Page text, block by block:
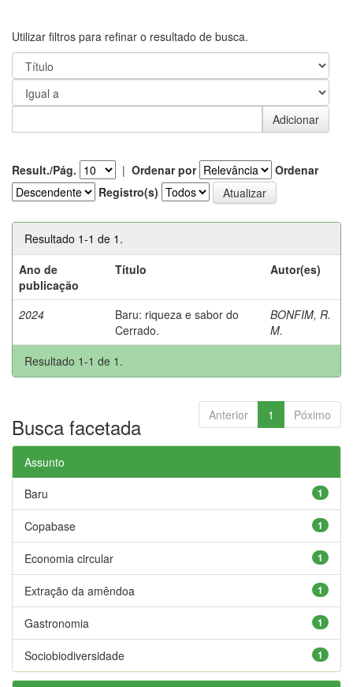
Utilizar filtros para refinar o resultado de busca.
Result./Pág. | Ordenar por
Ordenar
Registro(s)
Resultado 1-1 de 1.
Ano de
publicação
Título Autor(es)
2024
Baru: riqueza e sabor do
Cerrado.
BONFIM, R.
M.
Resultado 1-1 de 1.
Anterior 1 Póximo
Busca facetada
Assunto
1
Baru
1
Copabase
1
Economia circular
1
Extração da amêndoa
1
Gastronomia
1
Sociobiodiversidade